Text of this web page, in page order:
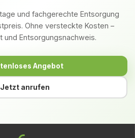
und fachgerechte Entsorgung
Ohne versteckte Kosten –
und Entsorgungsnachweis.
Angebot
Jetzt anrufen